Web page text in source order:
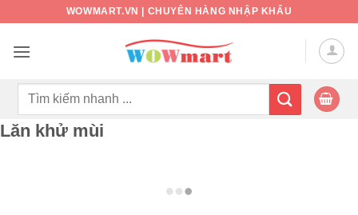
nội
WOWMART.VN | CHUYÊN HÀNG NHẬP KHẨU
Tìm
Lăn khử mùi